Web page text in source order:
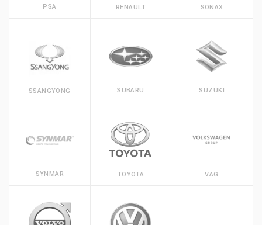
PSA RENAULT SONAX
SSANGYONG SUBARU SUZUKI
SYNMAR TOYOTA VAG